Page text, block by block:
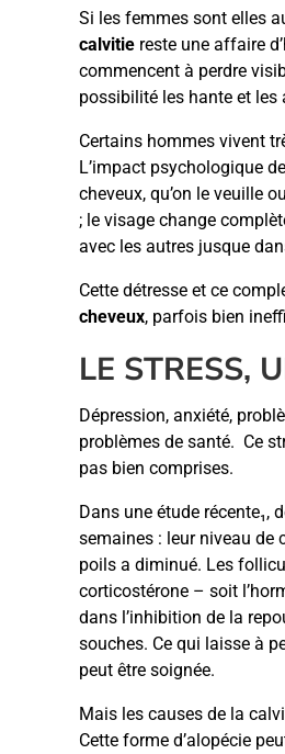
Si les femmes sont elles
calvitie reste une affaire
commencent à perdre
possibilité les hante et les
Certains hommes vivent
L’impact psychologique
cheveux, qu’on le veuille
; le visage change
avec les autres jusque
Cette détresse et ce
cheveux, parfois bien
LE STRESS,
Dépression, anxiété,
problèmes de santé. Ce
pas bien comprises.
Dans une étude
semaines : leur niveau de
poils a diminué. Les
corticostérone – soit
dans l’inhibition de la
souches. Ce qui laisse à
peut être soignée.
Mais les causes de la
Cette forme d’alopécie